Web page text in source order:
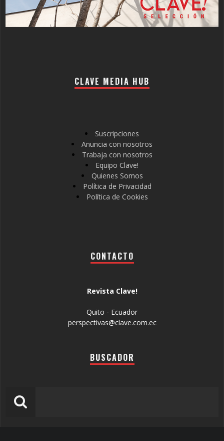
CLAVE MEDIA HUB
Suscripciones
Anuncia con nosotros
Trabaja con nosotros
Equipo Clave!
Quienes Somos
Política de Privacidad
Política de Cookies
CONTACTO
Revista Clave!
Quito - Ecuador
perspectivas@clave.com.ec
BUSCADOR